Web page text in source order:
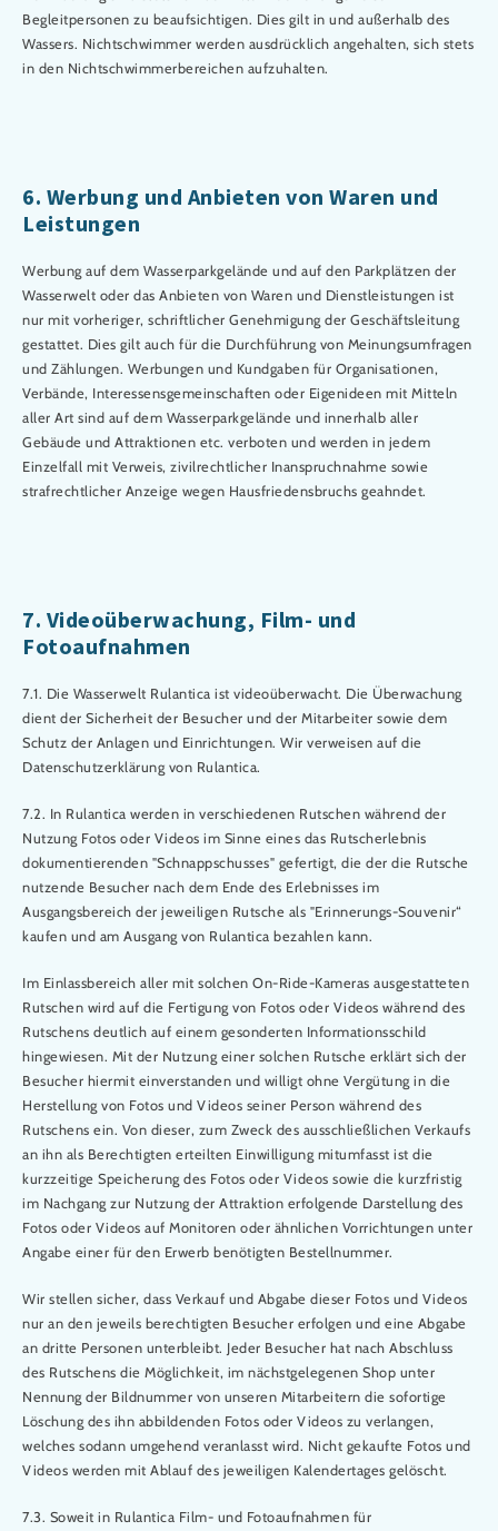
Begleitpersonen zu beaufsichtigen. Dies gilt in und außerhalb des
Wassers. Nichtschwimmer werden ausdrücklich angehalten, sich stets
in den Nichtschwimmerbereichen aufzuhalten.
6. Werbung und Anbieten von Waren und
Leistungen
Werbung auf dem Wasserparkgelände und auf den Parkplätzen der
Wasserwelt oder das Anbieten von Waren und Dienstleistungen ist
nur mit vorheriger, schriftlicher Genehmigung der Geschäftsleitung
gestattet. Dies gilt auch für die Durchführung von Meinungsumfragen
und Zählungen. Werbungen und Kundgaben für Organisationen,
Verbände, Interessensgemeinschaften oder Eigenideen mit Mitteln
aller Art sind auf dem Wasserparkgelände und innerhalb aller
Gebäude und Attraktionen etc. verboten und werden in jedem
Einzelfall mit Verweis, zivilrechtlicher Inanspruchnahme sowie
strafrechtlicher Anzeige wegen Hausfriedensbruchs geahndet.
7. Videoüberwachung, Film- und
Fotoaufnahmen
7.1. Die Wasserwelt Rulantica ist videoüberwacht. Die Überwachung
dient der Sicherheit der Besucher und der Mitarbeiter sowie dem
Schutz der Anlagen und Einrichtungen. Wir verweisen auf die
Datenschutzerklärung von Rulantica.
7.2. In Rulantica werden in verschiedenen Rutschen während der
Nutzung Fotos oder Videos im Sinne eines das Rutscherlebnis
dokumentierenden "Schnappschusses" gefertigt, die der die Rutsche
nutzende Besucher nach dem Ende des Erlebnisses im
Ausgangsbereich der jeweiligen Rutsche als "Erinnerungs-Souvenir“
kaufen und am Ausgang von Rulantica bezahlen kann.
Im Einlassbereich aller mit solchen On-Ride-Kameras ausgestatteten
Rutschen wird auf die Fertigung von Fotos oder Videos während des
Rutschens deutlich auf einem gesonderten Informationsschild
hingewiesen. Mit der Nutzung einer solchen Rutsche erklärt sich der
Besucher hiermit einverstanden und willigt ohne Vergütung in die
Herstellung von Fotos und Videos seiner Person während des
Rutschens ein. Von dieser, zum Zweck des ausschließlichen Verkaufs
an ihn als Berechtigten erteilten Einwilligung mitumfasst ist die
kurzzeitige Speicherung des Fotos oder Videos sowie die kurzfristig
im Nachgang zur Nutzung der Attraktion erfolgende Darstellung des
Fotos oder Videos auf Monitoren oder ähnlichen Vorrichtungen unter
Angabe einer für den Erwerb benötigten Bestellnummer.
Wir stellen sicher, dass Verkauf und Abgabe dieser Fotos und Videos
nur an den jeweils berechtigten Besucher erfolgen und eine Abgabe
an dritte Personen unterbleibt. Jeder Besucher hat nach Abschluss
des Rutschens die Möglichkeit, im nächstgelegenen Shop unter
Nennung der Bildnummer von unseren Mitarbeitern die sofortige
Löschung des ihn abbildenden Fotos oder Videos zu verlangen,
welches sodann umgehend veranlasst wird. Nicht gekaufte Fotos und
Videos werden mit Ablauf des jeweiligen Kalendertages gelöscht.
7.3. Soweit in Rulantica Film- und Fotoaufnahmen für